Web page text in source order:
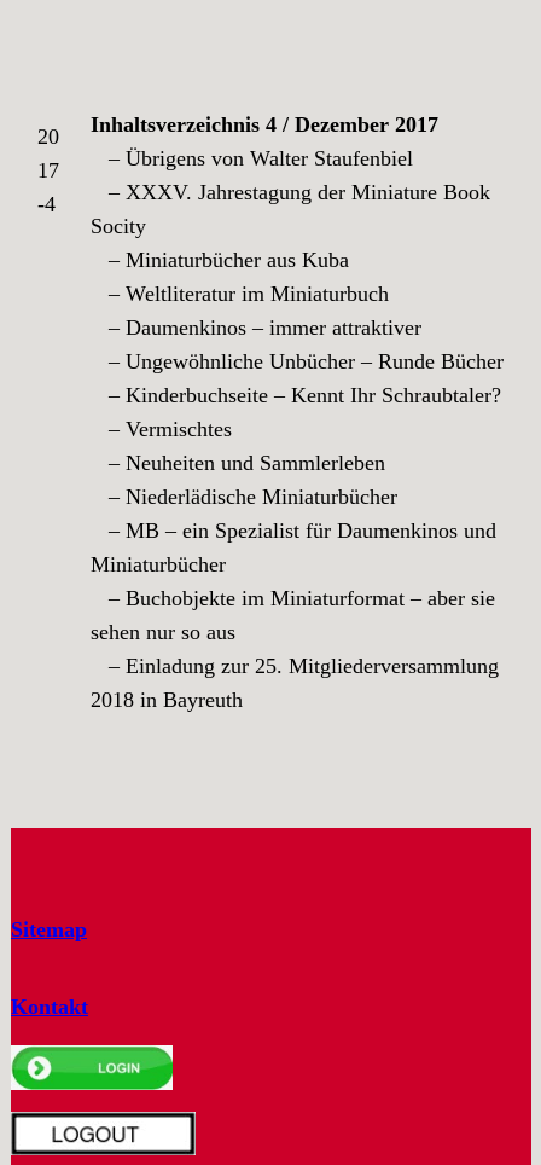
20
17
-4
Inhaltsverzeichnis 4 / Dezember 2017
– Übrigens von Walter Staufenbiel
– XXXV. Jahrestagung der Miniature Book
Socity
– Miniaturbücher aus Kuba
– Weltliteratur im Miniaturbuch
– Daumenkinos – immer attraktiver
– Ungewöhnliche Unbücher – Runde Bücher
– Kinderbuchseite – Kennt Ihr Schraubtaler?
– Vermischtes
– Neuheiten und Sammlerleben
– Niederlädische Miniaturbücher
– MB – ein Spezialist für Daumenkinos und
Miniaturbücher
– Buchobjekte im Miniaturformat – aber sie
sehen nur so aus
– Einladung zur 25. Mitgliederversammlung
2018 in Bayreuth
Sitemap
Kontakt